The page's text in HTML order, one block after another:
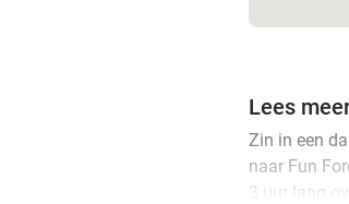
Lees
Zin in een
naar Fun
3 uur lang